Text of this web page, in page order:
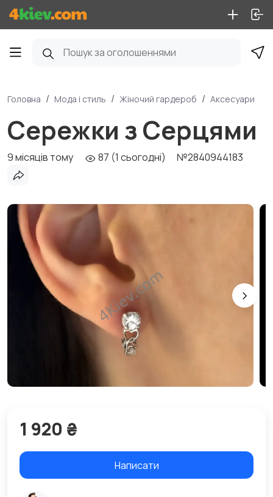
Головна Мода і стиль Жіночий гардероб Аксесуари
Сережки з Серцями
9 місяців тому 87 (1 сьогодні) №2840944183
1 920 ₴
Написати